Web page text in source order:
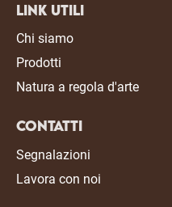
Link Utili
Chi siamo
Prodotti
Natura a regola d'arte
Contatti
Segnalazioni
Lavora con noi